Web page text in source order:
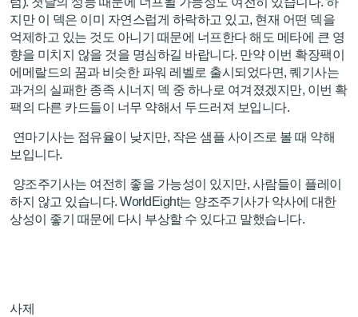
지만 이 덱은 이미 자연스럽게 하락하고 있고, 현재 어떤 덱을
억제하고 있는 것도 아니기 때문에 너프한다 해도 메타에 큰 영
향을 미치지 않을 것을 명심하길 바랍니다. 만약 이번 확장팩이
에메랄드의 꿈과 비슷한 파워 레벨로 출시되었다면, 퀘기사는
과거의 실패한 종족 시너지 덱 중 하나로 여겨졌겠지만, 이번 확
팩의 다른 카드들이 너무 약해서 두드러져 보입니다.
연마기사는 점유율이 낮지만, 작은 샘플 사이즈로 볼 때 약해
보입니다.
양조주기사는 여전히 좋을 가능성이 있지만, 사람들이 플레이
하지 않고 있습니다. WorldEight는 양조주기사가 악사에 대한
상성이 좋기 때문에 다시 부상할 수 있다고 말했습니다.
사제